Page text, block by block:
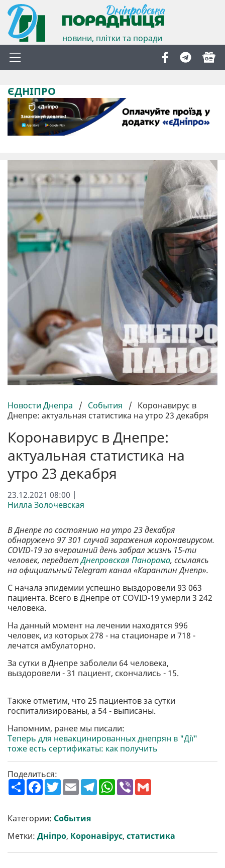
новини, плітки та поради
ЄДНІПРО
Новости Днепра / События / Коронавирус в
Днепре: актуальная статистика на утро 23 декабря
Коронавирус в Днепре:
актуальная статистика на
утро 23 декабря
23.12.2021 08:00 |
Нилла Золочевская
В Днепре по состоянию на утро 23 декабря
обнаружено 97 301 случай заражения коронавирусом.
COVID-19 за вчерашний день забрал жизнь 15-ти
человек, передаетДнепровская Панорама, ссылаясь
на официальный Telegram канал «Карантин Днепр».
С начала эпидемии успешно выздоровели 93 063
пациента. Всего в Днепре от COVID-19 умерли 3 242
человека.
На данный момент на лечении находятся 996
человек, из которых 278 - на стационаре и 718 -
лечатся амбулаторно.
За сутки в Днепре заболели 64 человека,
выздоровели - 31 пациент, скончались - 15.
Также отметим, что 25 пациентов за сутки
госпитализированы, а 54 - выписаны.
Напомним, ранее мы писали:
Теперь для невакцинированных днепрян в "Дії"
тоже есть сертификаты: как получить
Поделиться:
П
о
р
и
т
и
F
a
b
o
o
k
T
w
t
e
r
E
m
l
T
e
a
m
W
h
p
p
V
Категории: События
Метки: Дніпро, Коронавірус, статистика